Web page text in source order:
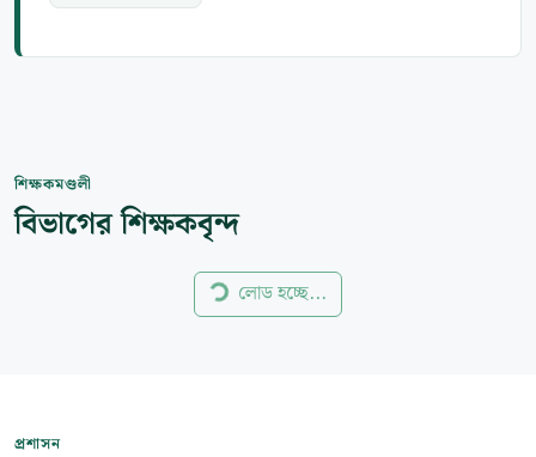
শিক্ষকমণ্ডলী
বিভাগের শিক্ষকবৃন্দ
লোড হচ্ছে...
প্রশাসন